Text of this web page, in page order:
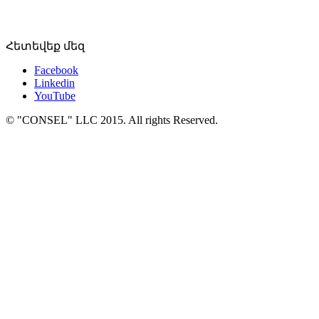
Հետեվեք մեզ
Facebook
Linkedin
YouTube
© "CONSEL" LLC 2015. All rights Reserved.